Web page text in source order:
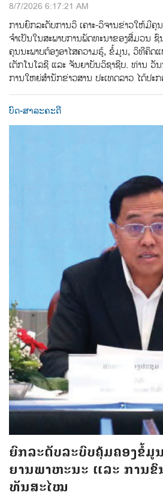
8/7/2026 6:17:21 AM
ການຍົກລະດັບການວິ ເຄາະ-ວິຈານຂ່າວໃຫ້ມີ
ຈຳເປັນໃນສະພາບການພັດທະນາຂອງສື່ມວນ
ຄຸນນະພາບຕ້ອງອາໄສຄວາມຮູ້, ຂໍ້ມູນ, ວິທີຄິດ
ເຕັກໂນໂລຊີ ແລະ ຈັນຍາບັນວິຊາຊີບ. ທ່ານ ວັ
ການໃຫຍ່ສໍານັກຂ່າວສານ ປະເທດລາວ ໄດ້ປະ
ບົດ-ສາລະຄະດີ
ຍົກລະດັບລະບົບຄຸ້ມຄອງຂໍ້ມູ
ຍານພາຫະນະ ແລະ ການຂົ
ທັນສະໄໝ